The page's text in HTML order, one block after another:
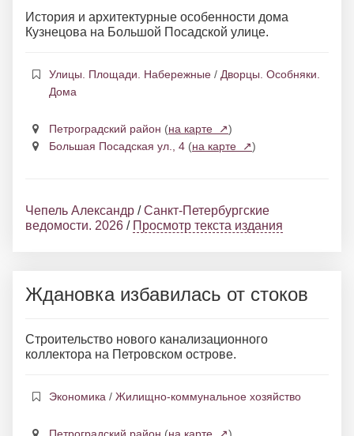
История и архитектурные особенности дома
Кузнецова на Большой Посадской улице.
Улицы. Площади. Набережные / Дворцы. Особняки.
Дома
Петроградский район (на карте ↗)
Большая Посадская ул., 4 (на карте ↗)
Чепель Александр / Санкт-Петербургские
ведомости. 2026 / Просмотр текста издания
Ждановка избавилась от стоков
Строительство нового канализационного
коллектора на Петровском острове.
Экономика / Жилищно-коммунальное хозяйство